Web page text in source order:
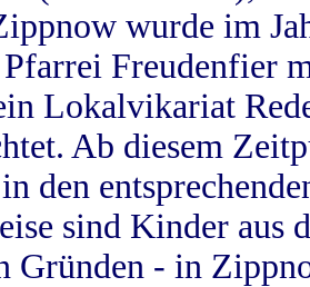
wurde im
Pfarrei Freudenfier
Lokalvikariat
Ab diesem
den
sind Kinder aus
Gründen - in